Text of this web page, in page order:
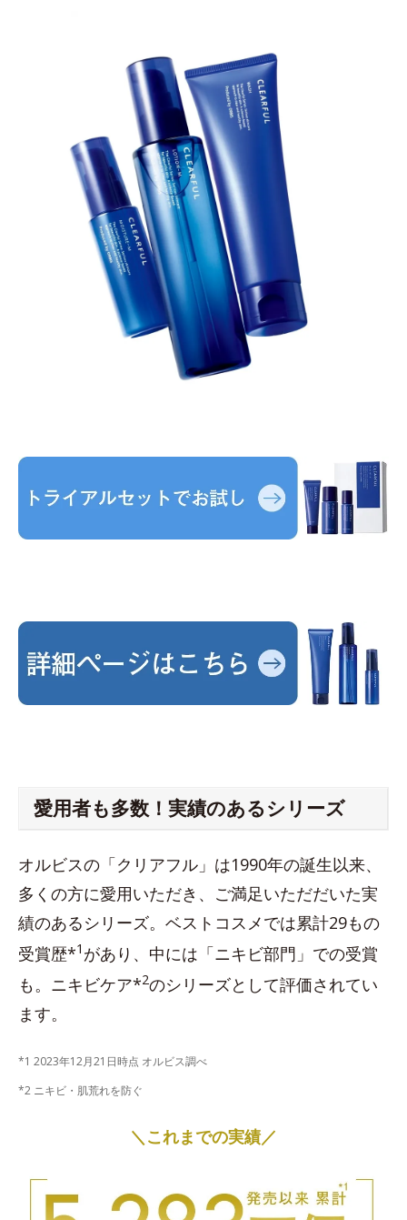
愛用者も多数！実績のあるシリーズ
オルビスの「クリアフル」は1990年の誕生以来、
多くの方に愛用いただき、ご満足いただだいた実
績のあるシリーズ。ベストコスメでは累計29もの
受賞歴*1 があり、中には「ニキビ部門」での受賞
も。ニキビケア*2のシリーズとして評価されてい
ます。
*1 2023年12月21日時点 オルビス調べ
*2 ニキビ・肌荒れを防ぐ
＼これまでの実績／